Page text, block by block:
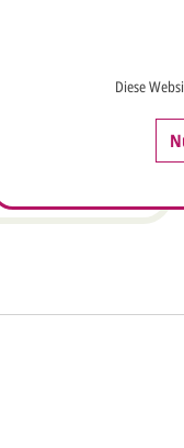
und silberner
Diese